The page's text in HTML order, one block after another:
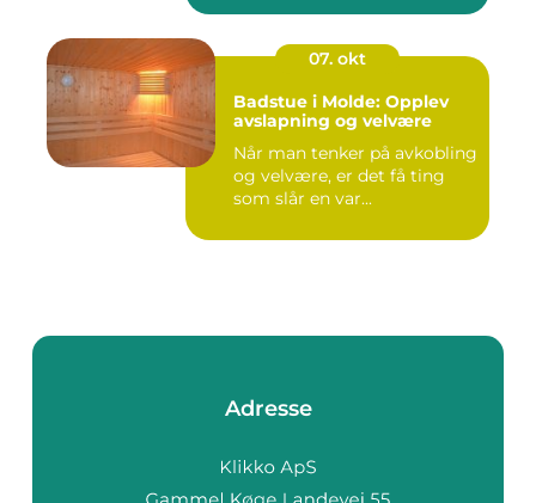
07. okt
Badstue i Molde: Opplev
avslapning og velvære
Når man tenker på avkobling
og velvære, er det få ting
som slår en var...
Adresse